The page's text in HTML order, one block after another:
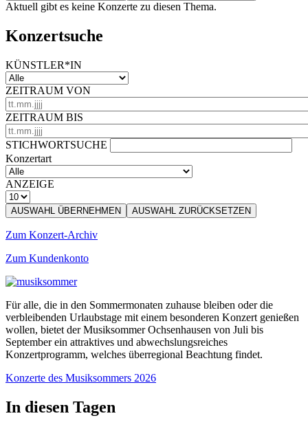
Aktuell gibt es keine Konzerte zu diesen Thema.
Konzertsuche
KÜNSTLER*IN
ZEITRAUM VON
ZEITRAUM BIS
STICHWORTSUCHE
Konzertart
ANZEIGE
AUSWAHL ÜBERNEHMEN AUSWAHL ZURÜCKSETZEN
Zum Konzert-Archiv
Zum Kundenkonto
Für alle, die in den Sommermonaten zuhause bleiben oder die
verbleibenden Urlaubstage mit einem besonderen Konzert genießen
wollen, bietet der Musiksommer Ochsenhausen von Juli bis
September ein attraktives und abwechslungsreiches
Konzertprogramm, welches überregional Beachtung findet.
Konzerte des Musiksommers 2026
In diesen Tagen